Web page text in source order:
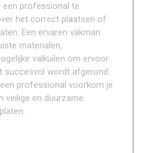
een professional te
het correct plaatsen of
Een ervaren vakman
materialen,
valkuilen om ervoor
succesvol wordt afgerond.
professional voorkom je
veilige en duurzame